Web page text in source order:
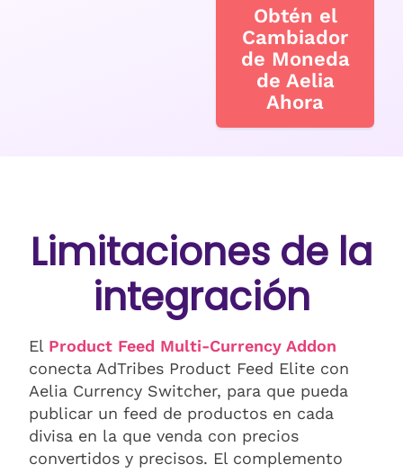
Obtén el
Cambiador
de Moneda
de Aelia
Ahora
Limitaciones de la
integración
El Product Feed Multi-Currency Addon
conecta AdTribes Product Feed Elite con
Aelia Currency Switcher, para que pueda
publicar un feed de productos en cada
divisa en la que venda con precios
convertidos y precisos. El complemento